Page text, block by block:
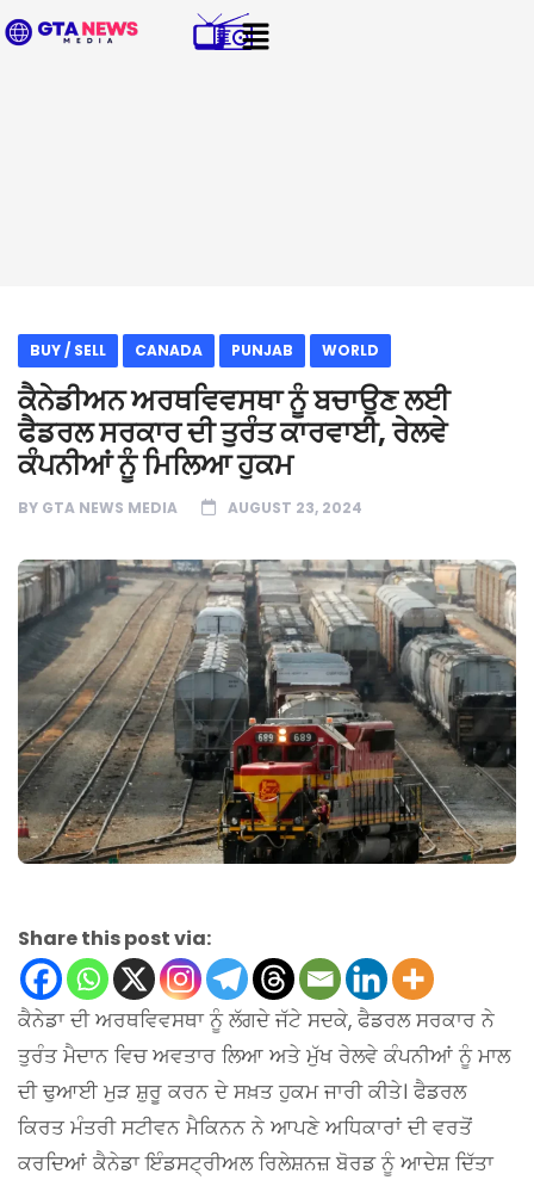
BUY / SELL CANADA PUNJAB WORLD
ਕੈਨੇਡੀਅਨ ਅਰਥਵਿਵਸਥਾ ਨੂੰ ਬਚਾਉਣ ਲਈ
ਫੈਡਰਲ ਸਰਕਾਰ ਦੀ ਤੁਰੰਤ ਕਾਰਵਾਈ, ਰੇਲਵੇ
ਕੰਪਨੀਆਂ ਨੂੰ ਮਿਲਿਆ ਹੁਕਮ
BY GTA NEWS MEDIA AUGUST 23, 2024
Share this post via:
ਕੈਨੇਡਾ ਦੀ ਅਰਥਵਿਵਸਥਾ ਨੂੰ ਲੱਗਦੇ ਜੱਟੇ ਸਦਕੇ, ਫੈਡਰਲ ਸਰਕਾਰ ਨੇ
ਤੁਰੰਤ ਮੈਦਾਨ ਵਿਚ ਅਵਤਾਰ ਲਿਆ ਅਤੇ ਮੁੱਖ ਰੇਲਵੇ ਕੰਪਨੀਆਂ ਨੂੰ ਮਾਲ
ਦੀ ਢੁਆਈ ਮੁੜ ਸ਼ੁਰੂ ਕਰਨ ਦੇ ਸਖ਼ਤ ਹੁਕਮ ਜਾਰੀ ਕੀਤੇ। ਫੈਡਰਲ
ਕਿਰਤ ਮੰਤਰੀ ਸਟੀਵਨ ਮੈਕਿਨਨ ਨੇ ਆਪਣੇ ਅਧਿਕਾਰਾਂ ਦੀ ਵਰਤੋਂ
ਕਰਦਿਆਂ ਕੈਨੇਡਾ ਇੰਡਸਟ੍ਰੀਅਲ ਰਿਲੇਸ਼ਨਜ਼ ਬੋਰਡ ਨੂੰ ਆਦੇਸ਼ ਦਿੱਤਾ